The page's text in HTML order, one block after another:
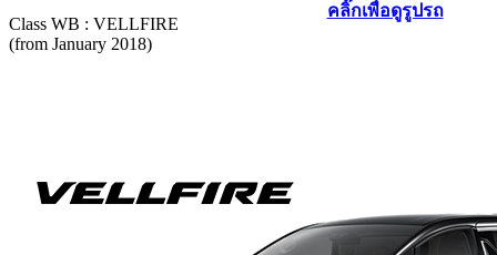
Class WB : VELLFIRE
(from January 2018)
คลิ๊กเพื่อดูรูปรถ